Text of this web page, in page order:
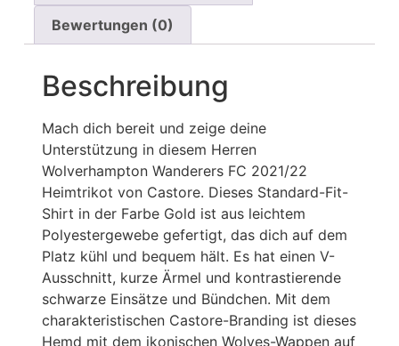
Bewertungen (0)
Beschreibung
Mach dich bereit und zeige deine
Unterstützung in diesem Herren
Wolverhampton Wanderers FC 2021/22
Heimtrikot von Castore. Dieses Standard-Fit-
Shirt in der Farbe Gold ist aus leichtem
Polyestergewebe gefertigt, das dich auf dem
Platz kühl und bequem hält. Es hat einen V-
Ausschnitt, kurze Ärmel und kontrastierende
schwarze Einsätze und Bündchen. Mit dem
charakteristischen Castore-Branding ist dieses
Hemd mit dem ikonischen Wolves-Wappen auf